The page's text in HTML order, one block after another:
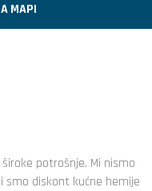
MAPI
potrošnje. Mi nismo
smo diskont kućne hemije